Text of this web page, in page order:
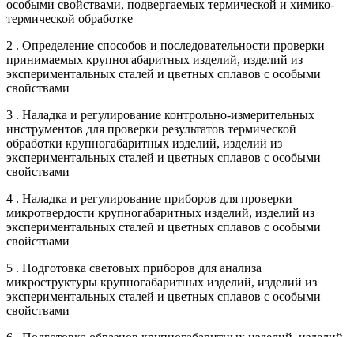
особыми свойствами, подвергаемых термической и химико-
термической обработке
2 . Определение способов и последовательности проверки
принимаемых крупногабаритных изделий, изделий из
экспериментальных сталей и цветных сплавов с особыми
свойствами
3 . Наладка и регулирование контрольно-измерительных
инструментов для проверки результатов термической
обработки крупногабаритных изделий, изделий из
экспериментальных сталей и цветных сплавов с особыми
свойствами
4 . Наладка и регулирование приборов для проверки
микротвердости крупногабаритных изделий, изделий из
экспериментальных сталей и цветных сплавов с особыми
свойствами
5 . Подготовка световых приборов для анализа
микроструктуры крупногабаритных изделий, изделий из
экспериментальных сталей и цветных сплавов с особыми
свойствами